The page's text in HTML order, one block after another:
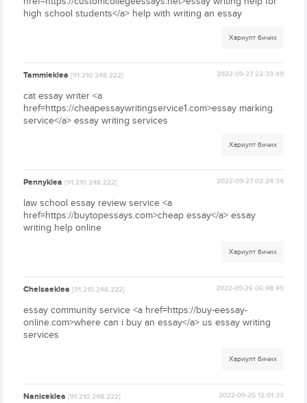
high school students</a> help with writing an essay
Хариулт бичих
Tammieklea[91.210.248.222] 2022-09-27 22:33:49
cat essay writer <a
href=https://cheapessaywritingservice1.com>essay marking
service</a> essay writing services
Хариулт бичих
Pennyklea[91.210.248.222] 2022-09-27 02:24:34
law school essay review service <a
href=https://buytopessays.com>cheap essay</a> essay
writing help online
Хариулт бичих
Chelsaeklea[91.210.248.222] 2022-09-26 06:48:49
essay community service <a href=https://buy-eessay-
online.com>where can i buy an essay</a> us essay writing
services
Хариулт бичих
Naniceklea[91.210.248.222] 2022-09-25 12:01:33